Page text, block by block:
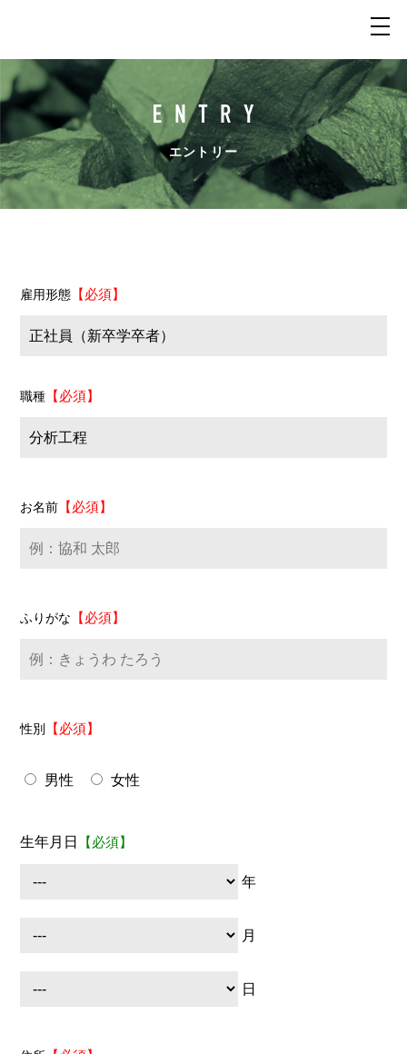
エントリー
雇用形態 【必須】
職種 【必須】
お名前 【必須】
ふりがな 【必須】
性別 【必須】
男性 女性
生年月日 【必須】
年
月
日